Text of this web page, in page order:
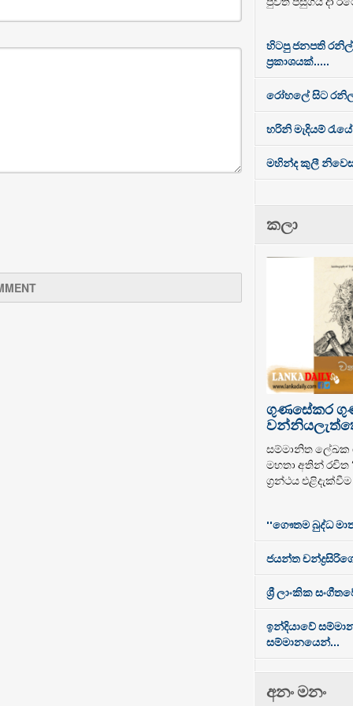
හිටපු ජනපති
ප්‍රකාශයක්.....
රෝහලේ සිට
හරිනි මැදියම්
මහින්ද කුලී
කලා
ගුණසේකර
සම්මානිත
මහතා අතින්
ග්‍රන්ථය
''ගෞතම බුද්ධ
ජයන්ත
ශ්‍රී ලාංකික
ඉන්දියාවේ
සම්මානයෙන්...
අනං මනං